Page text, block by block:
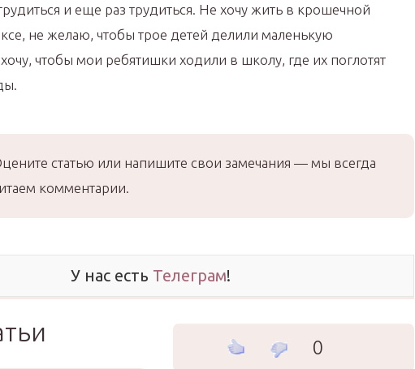
и еще раз трудиться. Не хочу жить в крошечной
не желаю, чтобы трое детей делили маленькую
чтобы мои ребятишки ходили в школу, где их поглотят
статью или напишите свои замечания — мы всегда
комментарии.
У нас есть Телеграм!
0